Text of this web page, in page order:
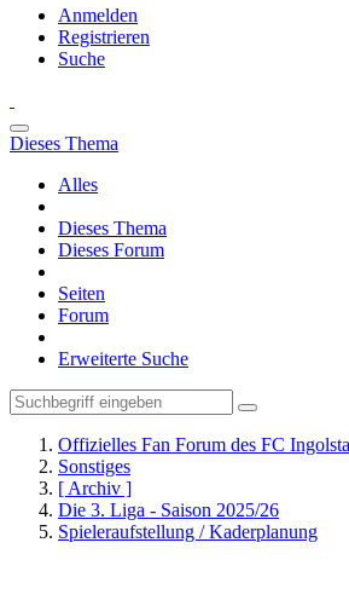
Anmelden
Registrieren
Suche
Dieses Thema
Alles
Dieses Thema
Dieses Forum
Seiten
Forum
Erweiterte Suche
Offizielles Fan Forum des FC
Sonstiges
[ Archiv ]
Die 3. Liga - Saison 2025/26
Spieleraufstellung / Kaderplanung